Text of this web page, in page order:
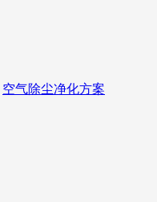
空气除尘净化方案